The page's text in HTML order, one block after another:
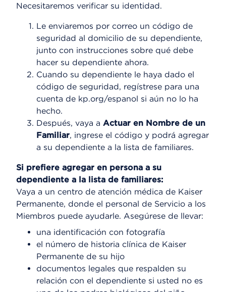
Necesitaremos verificar su identidad.
Le enviaremos por correo un código de
seguridad al domicilio de su dependiente,
junto con instrucciones sobre qué debe
hacer su dependiente ahora.
Cuando su dependiente le haya dado el
código de seguridad, regístrese para una
cuenta de kp.org/espanol si aún no lo ha
hecho.
Después, vaya a Actuar en Nombre de un
Familiar, ingrese el código y podrá agregar
a su dependiente a la lista de familiares.
Si prefiere agregar en persona a su
dependiente a la lista de familiares:
Vaya a un centro de atención médica de Kaiser
Permanente, donde el personal de Servicio a los
Miembros puede ayudarle. Asegúrese de llevar:
una identificación con fotografía
el número de historia clínica de Kaiser
Permanente de su hijo
documentos legales que respalden su
relación con el dependiente si usted no es